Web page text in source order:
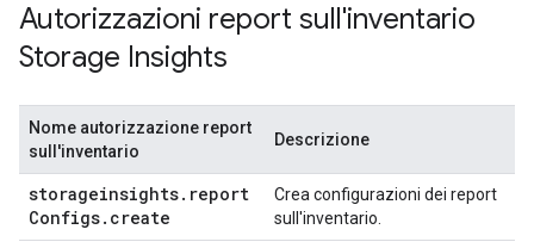
Autorizzazioni report sull'inventario
Storage Insights
Nome autorizzazione report
sull'inventario
Descrizione
storageinsights. report
Configs. create
Crea configurazioni dei report
sull'inventario.